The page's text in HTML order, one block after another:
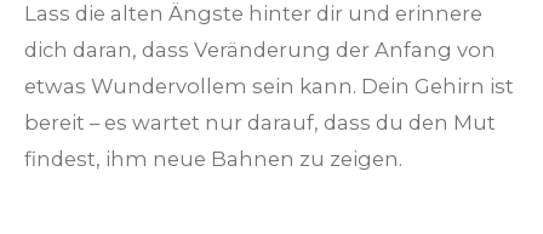
Lass die alten Ängste hinter dir und erinnere
dich daran, dass Veränderung der Anfang von
etwas Wundervollem sein kann. Dein Gehirn ist
bereit – es wartet nur darauf, dass du den Mut
findest, ihm neue Bahnen zu zeigen.